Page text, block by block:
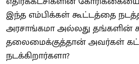
இந்த எம்பிக்கள் கூட்டத்தை
அரசாங்கமா அல்லது தங்களின்
தலைமைக்குத்தான் அவர்கள்
நடக்கிறார்களா?